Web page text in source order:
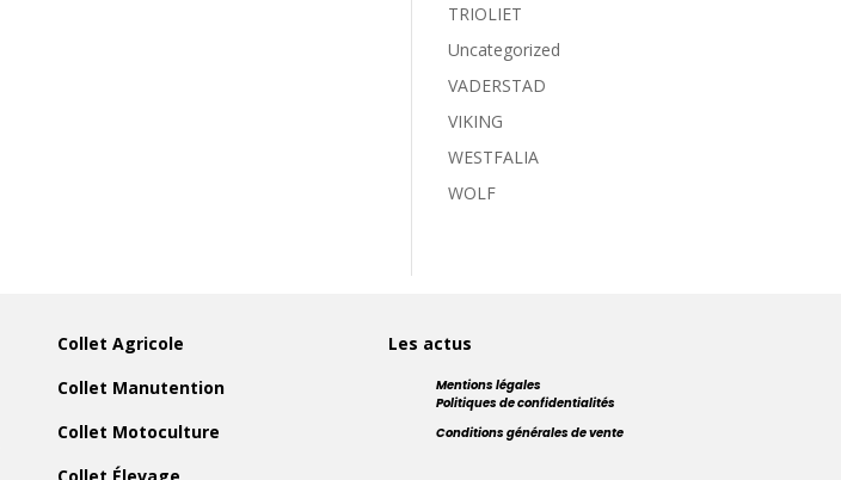
TRIOLIET
Uncategorized
VADERSTAD
VIKING
WESTFALIA
WOLF
Collet Agricole
Collet Manutention
Collet Motoculture
Les actus
Mentions légales
Politiques de confidentialités
Conditions générales de vente